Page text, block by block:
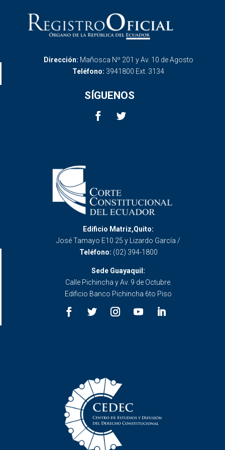
Dirección: Mañosca Nº 201 y Av. 10 de Agosto
Teléfono: 3941800 Ext. 3134
SÍGUENOS
Edificio Matriz,Quito:
José Tamayo E10 25 y Lizardo García /
Teléfono: (02) 394-1800
Sede Guayaquil:
Calle Pichincha y Av. 9 de Octubre.
Edificio Banco Pichincha 6to Piso